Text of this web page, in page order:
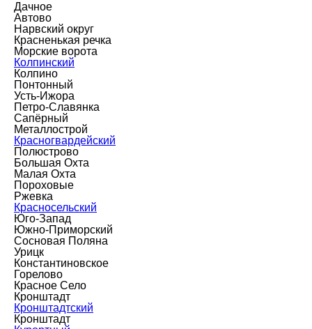
Дачное
Автово
Нарвский округ
Красненькая речка
Морские ворота
Колпинский
Колпино
Понтонный
Усть-Ижора
Петро-Славянка
Сапёрный
Металлострой
Красногвардейский
Полюстрово
Большая Охта
Малая Охта
Пороховые
Ржевка
Красносельский
Юго-Запад
Южно-Приморский
Сосновая Поляна
Урицк
Константиновское
Горелово
Красное Село
Кронштадт
Кронштадтский
Кронштадт